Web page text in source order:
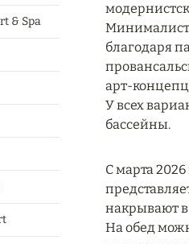
& Spa
благодаря
арт-
У всех
бассейны.
С марта
накрывают в
На обед